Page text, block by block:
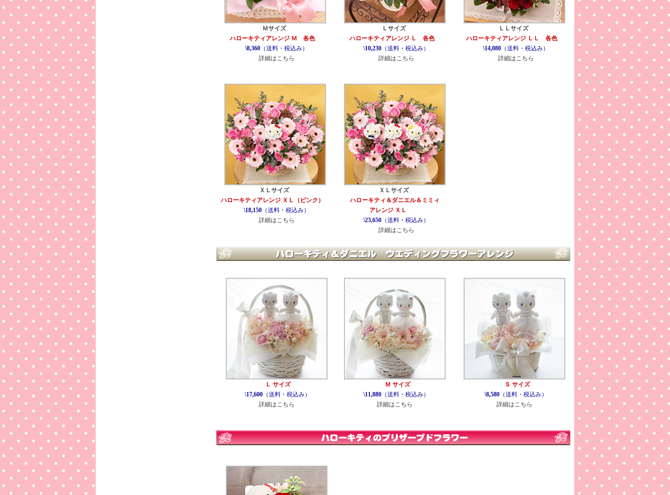
Ｍサイズ
ハローキティアレンジ Ｍ 各色
\8,360（送料・税込み）
詳細はこちら
Ｌサイズ
ハローキティアレンジ Ｌ 各色
\10,230（送料・税込み）
詳細はこちら
ＬＬサイズ
ハローキティアレンジ ＬＬ 各色
\14,080（送料・税込み）
詳細はこちら
ＸＬサイズ
ハローキティアレンジ ＸＬ（ピンク）
\18,150（送料・税込み）
詳細はこちら
ＸＬサイズ
ハローキティ＆ダニエル＆ミミィ
アレンジ ＸＬ
\23,650（送料・税込み）
詳細はこちら
Ｌ サイズ
\17,600 （送料・税込み）
詳細はこちら
Ｍ サイズ
\11,880（送料・税込み）
詳細はこちら
Ｓ サイズ
\8,580（送料・税込み）
詳細はこちら